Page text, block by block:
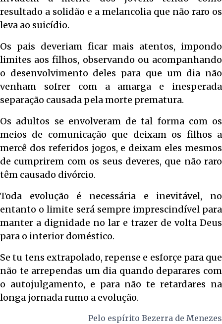
resultado a solidão e a melancolia que não raro os
leva ao suicídio.
Os pais deveriam ficar mais atentos, impondo
limites aos filhos, observando ou acompanhando
o desenvolvimento deles para que um dia não
venham sofrer com a amarga e inesperada
separação causada pela morte prematura.
Os adultos se envolveram de tal forma com os
meios de comunicação que deixam os filhos a
mercê dos referidos jogos, e deixam eles mesmos
de cumprirem com os seus deveres, que não raro
têm causado divórcio.
Toda evolução é necessária e inevitável, no
entanto o limite será sempre imprescindível para
manter a dignidade no lar e trazer de volta Deus
para o interior doméstico.
Se tu tens extrapolado, repense e esforçe para que
não te arrependas um dia quando deparares com
o autojulgamento, e para não te retardares na
longa jornada rumo a evolução.
Pelo espírito Bezerra de Menezes